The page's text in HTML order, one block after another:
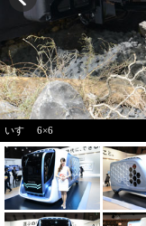
いすゞ 6×6